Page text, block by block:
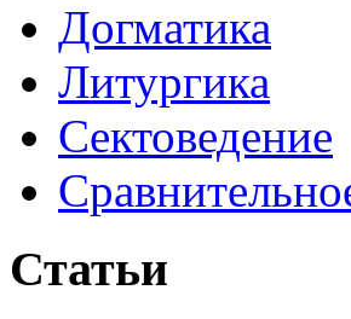
Догматика
Литургика
Сектоведение
Статьи